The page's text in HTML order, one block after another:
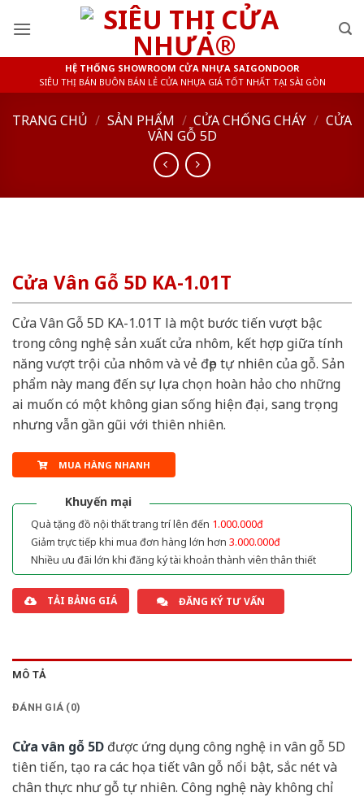
HỆ THỐNG SHOWROOM CỬA NHỰA SAIGONDOOR
SIÊU THỊ BÁN BUÔN BÁN LẺ CỬA NHỰA GIÁ TỐT NHẤT TẠI SÀI GÒN
TRANG CHỦ / SẢN PHẨM / CỬA CHỐNG CHÁY / CỬA
VÂN GỖ 5D
Cửa Vân Gỗ 5D KA-1.01T
Cửa Vân Gỗ 5D KA-1.01T là một bước tiến vượt bậc
trong công nghệ sản xuất cửa nhôm, kết hợp giữa tính
năng vượt trội của nhôm và vẻ đẹp tự nhiên của gỗ. Sản
phẩm này mang đến sự lựa chọn hoàn hảo cho những
ai muốn có một không gian sống hiện đại, sang trọng
nhưng vẫn gần gũi với thiên nhiên.
MUA HÀNG NHANH
Khuyến mại
Quà tặng đồ nội thất trang trí lên đến 1.000.000đ
Giảm trực tiếp khi mua đơn hàng lớn hơn 3.000.000đ
Nhiều ưu đãi lớn khi đăng ký tài khoản thành viên thân thiết
TẢI BẢNG GIÁ ĐĂNG KÝ TƯ VẤN
MÔ TẢ
ĐÁNH GIÁ (0)
Cửa vân gỗ 5D được ứng dụng công nghệ in vân gỗ 5D
tiên tiến, tạo ra các họa tiết vân gỗ nổi bật, sắc nét và
chân thực như gỗ tự nhiên. Công nghệ này không chỉ